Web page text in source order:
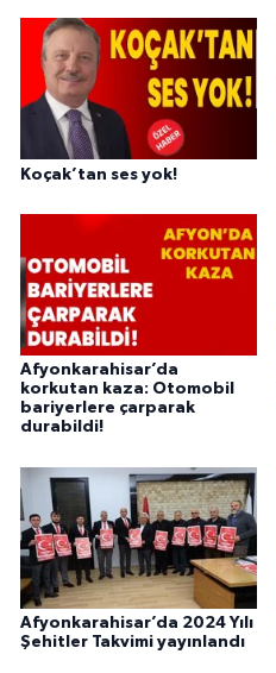
Koçak’tan ses yok!
Afyonkarahisar’da
korkutan kaza: Otomobil
bariyerlere çarparak
durabildi!
Afyonkarahisar’da 2024 Yılı
Şehitler Takvimi yayınlandı